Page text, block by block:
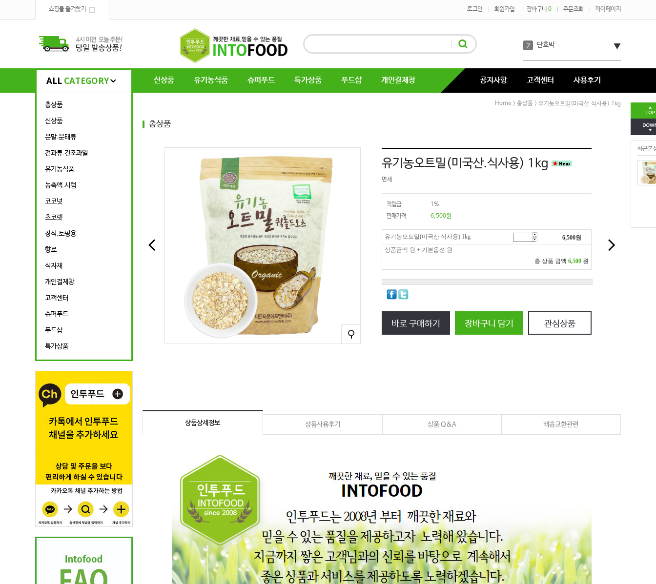
최근본
쇼핑몰 즐겨찾기 로그인 회원가입 장바구니 0 주문조회 마이페이지
2
3 코코아
5 코코넛
7
ALL CATEGORY 신상품 유기농식품 슈퍼푸드 특가상품 푸드샵 개인결제창 공지사항 고객센터 사용후기
총상품
신상품
분말.분태류
견과류.건조과일
유기농식품
농축액.시럽
코코넛
초코렛
장식.토핑용
향료
식자재
개인결제창
고객센터
슈퍼푸드
푸드샵
특가상품
Home > 총상품 > 유기농오트밀(미국산.식사용) 1kg
총상품
유기농오트밀(미국산.식사용) 1kg
면세
적립금
1%
판매가격
6,500원
유기농오트밀(미국산.식사용) 1kg 6,500원
상품금액 원 + 기본옵션 원
총 상품 금액 6,500 원
바로 구매하기 장바구니 담기 관심상품
상품상세정보 상품사용후기 상품 Q&A 배송교환관련